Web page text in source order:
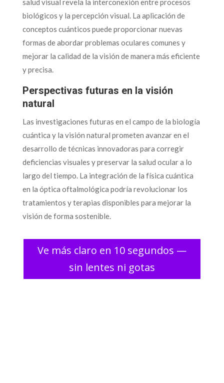
salud visual revela la interconexión entre procesos
biológicos y la percepción visual. La aplicación de
conceptos cuánticos puede proporcionar nuevas
formas de abordar problemas oculares comunes y
mejorar la calidad de la visión de manera más eficiente
y precisa.
Perspectivas futuras en la visión
natural
Las investigaciones futuras en el campo de la biología
cuántica y la visión natural prometen avanzar en el
desarrollo de técnicas innovadoras para corregir
deficiencias visuales y preservar la salud ocular a lo
largo del tiempo. La integración de la física cuántica
en la óptica oftalmológica podría revolucionar los
tratamientos y terapias disponibles para mejorar la
visión de forma sostenible.
Ve más claro en 10 segundos —
sin lentes ni gotas